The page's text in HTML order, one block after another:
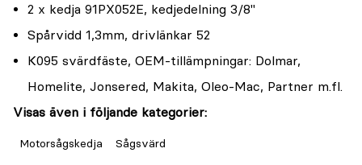
2 x kedja 91PX052E, kedjedelning 3/8"
Spårvidd 1,3mm, drivlänkar 52
K095 svärdfäste, OEM-tillämpningar: Dolmar,
Homelite, Jonsered, Makita, Oleo-Mac, Partner m.fl.
Visas även i följande kategorier:
Motorsågskedja Sågsvärd